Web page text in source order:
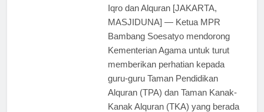
Iqro dan Alquran [JAKARTA,
MASJIDUNA] — Ketua MPR
Bambang Soesatyo mendorong
Kementerian Agama untuk turut
memberikan perhatian kepada
guru-guru Taman Pendidikan
Alquran (TPA) dan Taman Kanak-
Kanak Alquran (TKA) yang berada